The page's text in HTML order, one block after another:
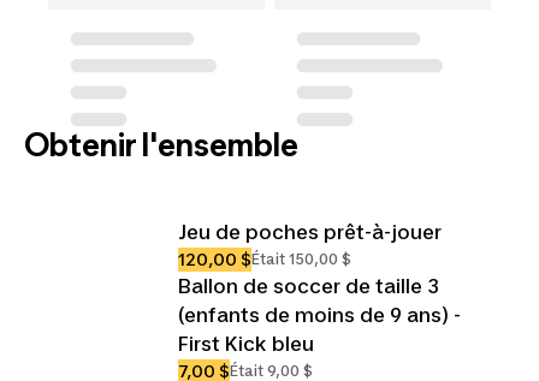
Obtenir l'ensemble
Jeu de poches prêt-à-jouer
120,00 $Était 150,00 $
Ballon de soccer de taille 3
(enfants de moins de 9 ans) -
First Kick bleu
7,00 $Était 9,00 $